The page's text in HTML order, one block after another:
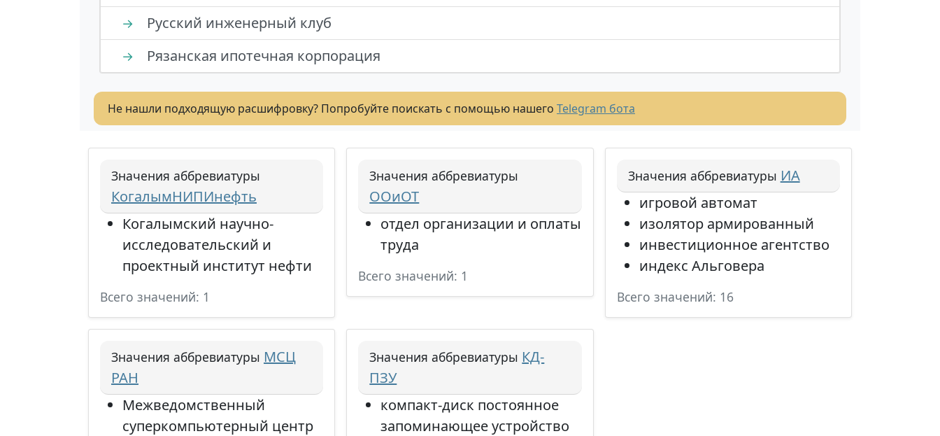
→ Русский инженерный клуб
→ Рязанская ипотечная корпорация
Не нашли подходящую расшифровку? Попробуйте поискать с помощью нашего Telegram бота
Значения аббревиатуры
КогалымНИПИнефть
Когалымский научно-
исследовательский и
проектный институт нефти
Всего значений: 1
Значения аббревиатуры
ООиОТ
отдел организации и оплаты
труда
Всего значений: 1
Значения аббревиатуры ИА
игровой автомат
изолятор армированный
инвестиционное агентство
индекс Альговера
Всего значений: 16
Значения аббревиатуры МСЦ
РАН
Межведомственный
суперкомпьютерный центр
Значения аббревиатуры КД-
ПЗУ
компакт-диск постоянное
запоминающее устройство